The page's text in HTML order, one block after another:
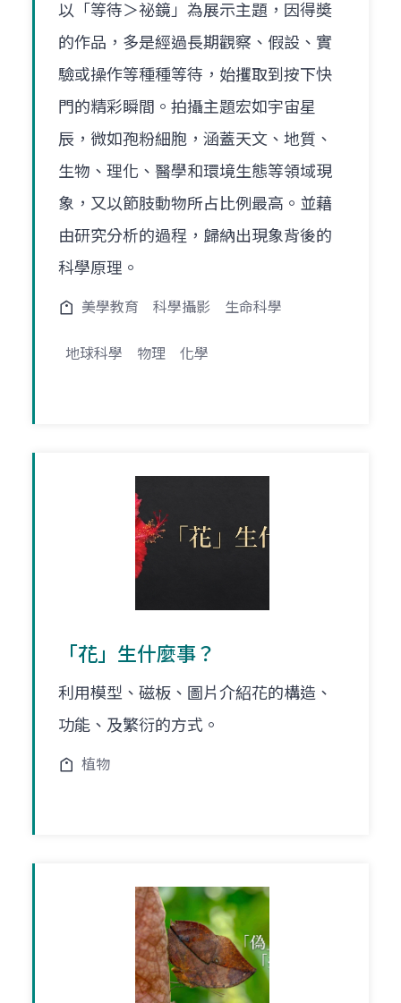
以「等待＞祕鏡」為展示主題，因得奬
的作品，多是經過長期觀察、假設、實
驗或操作等種種等待，始攫取到按下快
門的精彩瞬間。拍攝主題宏如宇宙星
辰，微如孢粉細胞，涵蓋天文、地質、
生物、理化、醫學和環境生態等領域現
象，又以節肢動物所占比例最高。並藉
由研究分析的過程，歸納出現象背後的
科學原理。
美學教育 科學攝影 生命科學
地球科學 物理 化學
「花」生什麼事？
利用模型、磁板、圖片介紹花的構造、
功能、及繁衍的方式。
植物